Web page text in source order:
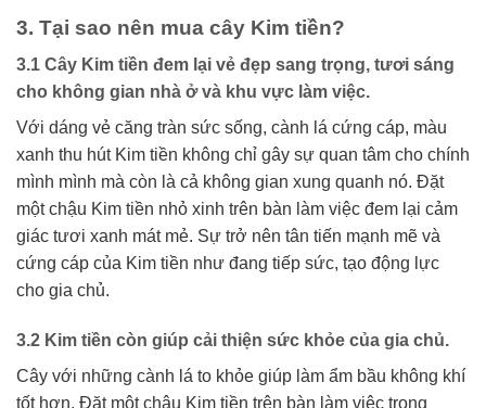
3. Tại sao nên mua cây Kim tiền?
3.1 Cây Kim tiền đem lại vẻ đẹp sang trọng, tươi sáng
cho không gian nhà ở và khu vực làm việc.
Với dáng vẻ căng tràn sức sống, cành lá cứng cáp, màu
xanh thu hút Kim tiền không chỉ gây sự quan tâm cho chính
mình mình mà còn là cả không gian xung quanh nó. Đặt
một chậu Kim tiền nhỏ xinh trên bàn làm việc đem lại cảm
giác tươi xanh mát mẻ. Sự trở nên tân tiến mạnh mẽ và
cứng cáp của Kim tiền như đang tiếp sức, tạo động lực
cho gia chủ.
3.2 Kim tiền còn giúp cải thiện sức khỏe của gia chủ.
Cây với những cành lá to khỏe giúp làm ẩm bầu không khí
tốt hơn. Đặt một chậu Kim tiền trên bàn làm việc trong